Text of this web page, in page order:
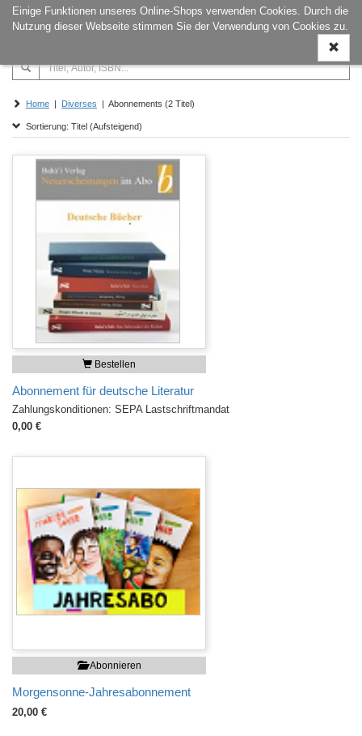
Einige Funktionen unseres Online-Shops verwenden Cookies. Durch die
Nutzung dieser Webseite stimmen Sie der Verwendung von Cookies zu.
ein-/
Home | Diverses | Abonnements (2 Titel)
Sortierung: Titel (Aufsteigend)
Bestellen
Abonnement für deutsche Literatur
Zahlungskonditionen: SEPA Lastschriftmandat
0,00 €
Abonnieren
Morgensonne-Jahresabonnement
20,00 €